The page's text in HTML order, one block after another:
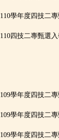
110學年度四技二
110四技二專甄選
109學年度四技二
109學年度四技二
109學年度四技二